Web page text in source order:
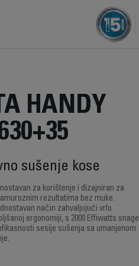
HANDY
sušenje kose
za korištenje i dizajniran za
rezultatima bez muke.
način zahvaljujući vrlo
ergonomiji, s 2000 Effiwatts snage
sesije sušenja sa umanjenom